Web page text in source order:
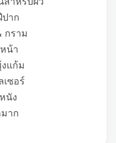
ปาก
กราม
น้า
แก้ม
เซอร์
นัง
าก